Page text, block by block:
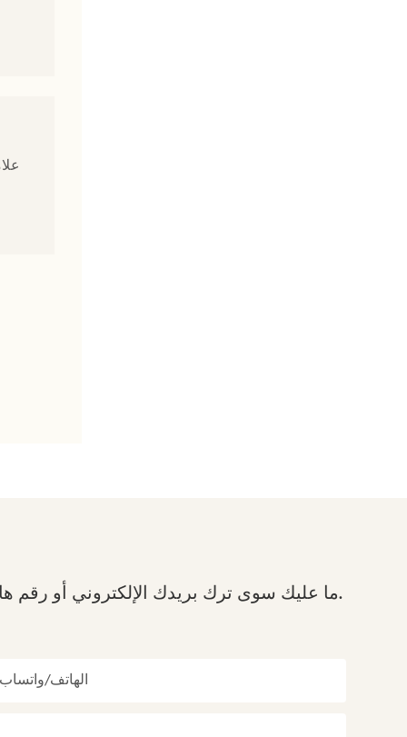
ما عليك سوى ترك بريدك الإلكتروني أو رقم هاتفك في نموذج الاتصال حتى نتمكن من إرسال عرض أسعار مجاني لمجموعة واسعة من التصاميم لدينا.
الهاتف/واتساب